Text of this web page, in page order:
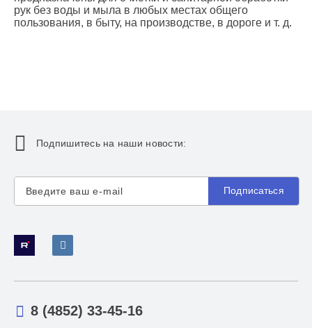
рук без воды и мыла в любых местах общего
пользования, в быту, на производстве, в дороге и т. д.
Подпишитесь на наши новости:
Подписаться
8 (4852) 33-45-16